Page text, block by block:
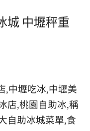
城 中壢秤重